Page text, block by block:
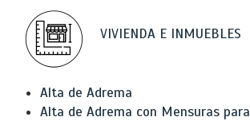
VIVIENDA E INMUEBLES
Alta de Adrema
Alta de Adrema con Mensuras para